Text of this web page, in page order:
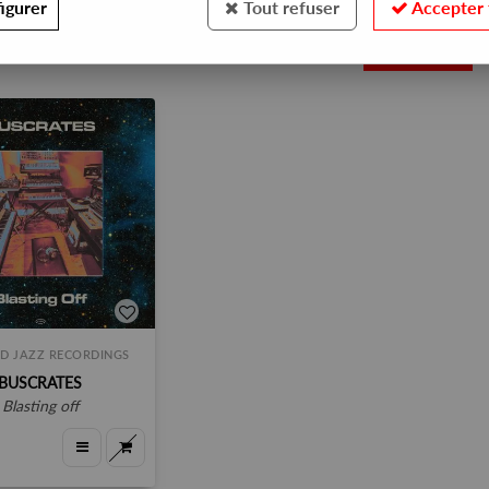
JAZZ RECORDINGS
blasting off
Tout refuser Accepter